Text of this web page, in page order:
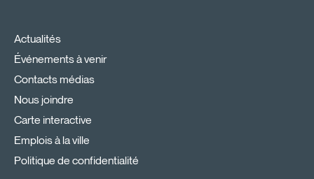
Actualités
Événements à venir
Contacts médias
Nous joindre
Carte interactive
Emplois à la ville
Politique de confidentialité